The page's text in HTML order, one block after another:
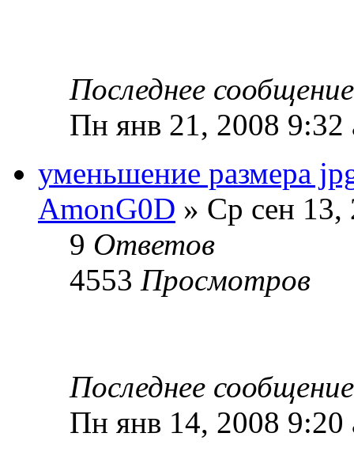
Последнее
Пн янв 21, 2008 9:32
уменьшение размера
AmonG0D » Ср сен 13,
9 Ответов
4553 Просмотров
Последнее
Пн янв 14, 2008 9:20